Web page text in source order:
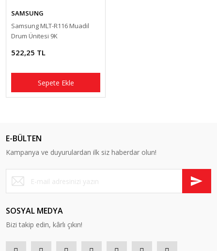
SAMSUNG
Samsung MLT-R116 Muadil
Drum Ünitesi 9K
522,25 TL
Sepete Ekle
E-BÜLTEN
Kampanya ve duyurulardan ilk siz haberdar olun!
SOSYAL MEDYA
Bizi takip edin, kârlı çıkın!